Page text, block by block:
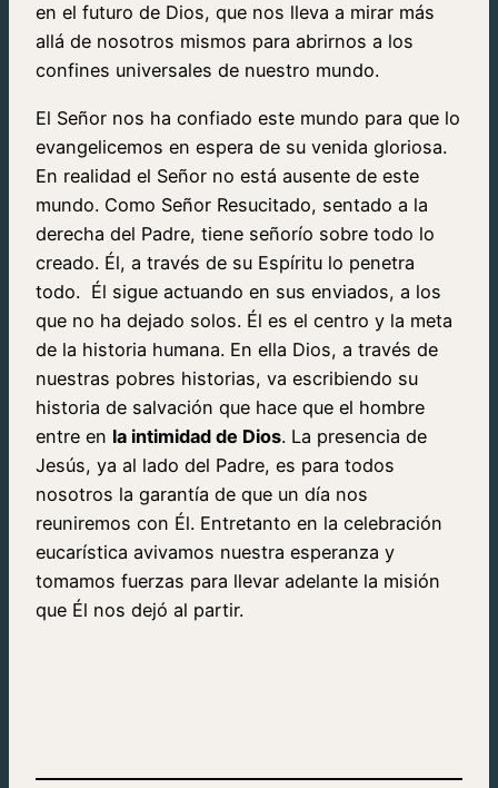
en el futuro de Dios, que nos lleva a mirar más
allá de nosotros mismos para abrirnos a los
confines universales de nuestro mundo.
El Señor nos ha confiado este mundo para que lo
evangelicemos en espera de su venida gloriosa.
En realidad el Señor no está ausente de este
mundo. Como Señor Resucitado, sentado a la
derecha del Padre, tiene señorío sobre todo lo
creado. Él, a través de su Espíritu lo penetra
todo. Él sigue actuando en sus enviados, a los
que no ha dejado solos. Él es el centro y la meta
de la historia humana. En ella Dios, a través de
nuestras pobres historias, va escribiendo su
historia de salvación que hace que el hombre
entre en la intimidad de Dios. La presencia de
Jesús, ya al lado del Padre, es para todos
nosotros la garantía de que un día nos
reuniremos con Él. Entretanto en la celebración
eucarística avivamos nuestra esperanza y
tomamos fuerzas para llevar adelante la misión
que Él nos dejó al partir.